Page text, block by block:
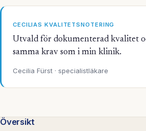
CECILIAS KVALITETSNOTERING
Utvald för dokumenterad kvalitet
samma krav som i min klinik.
Cecilia Fürst · specialistläkare
Översikt